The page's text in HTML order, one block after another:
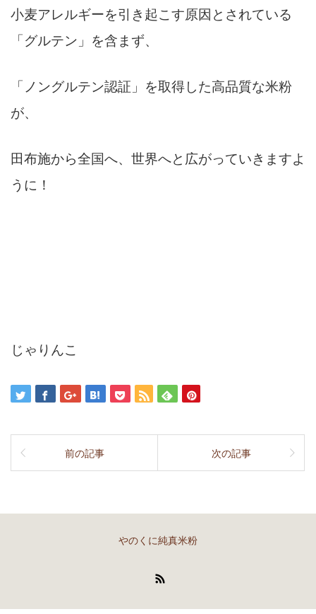
小麦アレルギーを引き起こす原因とされている
「グルテン」を含まず、
「ノングルテン認証」を取得した高品質な米粉
が、
田布施から全国へ、世界へと広がっていきますよ
うに！
じゃりんこ
前の記事 次の記事
やのくに純真米粉